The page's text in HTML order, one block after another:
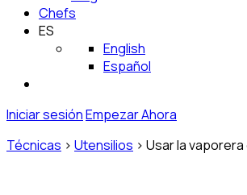
Chefs
ES
English
Español
Iniciar sesiónEmpezar Ahora
Técnicas > Utensilios > Usar la vaporera